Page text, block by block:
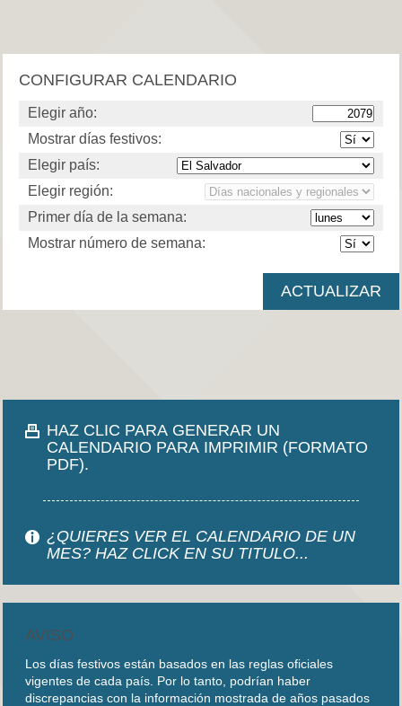
CONFIGURAR CALENDARIO
Elegir año:
Mostrar días festivos:
Elegir país:
Elegir región:
Primer día de la semana:
Mostrar número de semana:
HAZ CLIC PARA GENERAR UN
CALENDARIO PARA IMPRIMIR (FORMATO
PDF).
¿QUIERES VER EL CALENDARIO DE UN
MES? HAZ CLICK EN SU TITULO...
AVISO
Los días festivos están basados en las reglas oficiales
vigentes de cada país. Por lo tanto, podrían haber
discrepancias con la información mostrada de años pasados